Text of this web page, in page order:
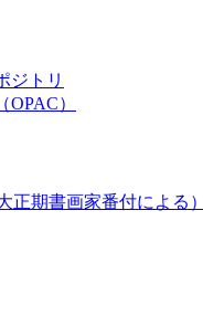
ジトリ
）
正期書画家番付による）